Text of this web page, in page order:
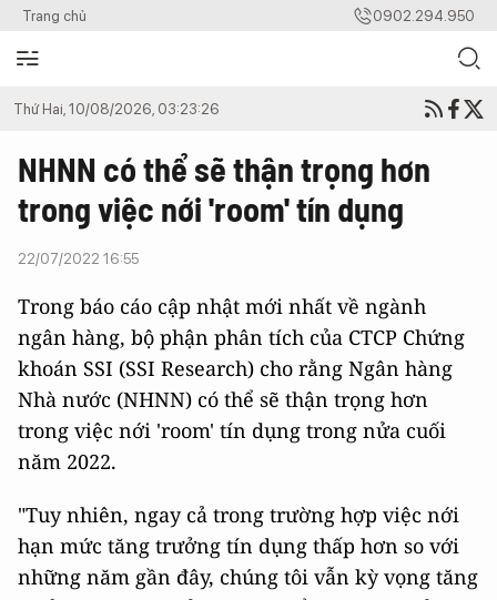
Trang chủ 0902.294.950
Thứ Hai, 10/08/2026, 03:23:26
NHNN có thể sẽ thận trọng hơn
trong việc nới 'room' tín dụng
22/07/2022 16:55
Trong báo cáo cập nhật mới nhất về ngành
ngân hàng, bộ phận phân tích của CTCP Chứng
khoán SSI (SSI Research) cho rằng Ngân hàng
Nhà nước (NHNN) có thể sẽ thận trọng hơn
trong việc nới 'room' tín dụng trong nửa cuối
năm 2022.
"Tuy nhiên, ngay cả trong trường hợp việc nới
hạn mức tăng trưởng tín dụng thấp hơn so với
những năm gần đây, chúng tôi vẫn kỳ vọng tăng